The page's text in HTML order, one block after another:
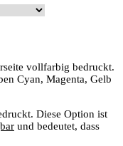
vollfarbig bedruckt.
Cyan, Magenta, Gelb
Diese Option ist
und bedeutet, dass